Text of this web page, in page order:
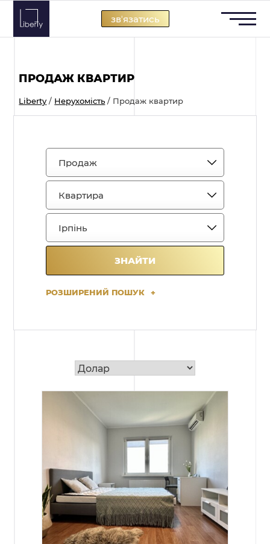
Skip
content
звʼязатись
ПРОДАЖ КВАРТИР
Liberty / Нерухомість / Продаж квартир
РОЗШИРЕНИЙ ПОШУК +